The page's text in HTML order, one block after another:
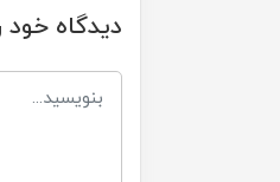
دیدگاه خود